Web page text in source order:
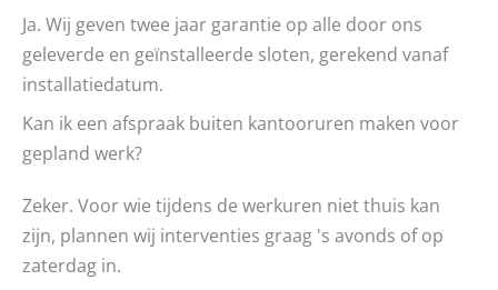
Ja. Wij geven twee jaar garantie op alle door ons
geleverde en geïnstalleerde sloten, gerekend vanaf
installatiedatum.
Kan ik een afspraak buiten kantooruren maken voor
gepland werk?
Zeker. Voor wie tijdens de werkuren niet thuis kan
zijn, plannen wij interventies graag 's avonds of op
zaterdag in.